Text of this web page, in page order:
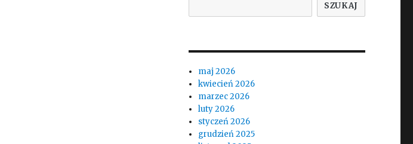
SZUKAJ
maj 2026
kwiecień 2026
marzec 2026
luty 2026
styczeń 2026
grudzień 2025